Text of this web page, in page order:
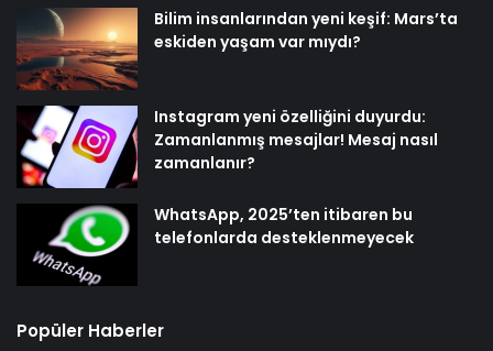
Bilim insanlarından yeni keşif: Mars’ta
eskiden yaşam var mıydı?
Instagram yeni özelliğini duyurdu:
Zamanlanmış mesajlar! Mesaj nasıl
zamanlanır?
WhatsApp, 2025’ten itibaren bu
telefonlarda desteklenmeyecek
Popüler Haberler